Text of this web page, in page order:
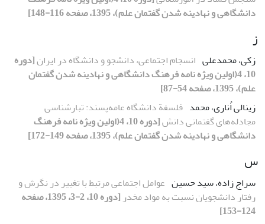
دانشگاهی و نهادینه شدن گفتمان علم)، 1395، صفحه 116-148]
ز
زکی، محمدعلی انسجام اجتماعی، دانشجو و دانشگاه در ایران[دوره
10، 4(اولین ویژه نامه فرهنگ دانشگاهی و نهادینه شدن گفتمان
علم)، 1395، صفحه 54-87]
زینالی اُناری، محمد فلسفة دانشگاه عامه‌پسند: تبارشناسی
مجادله‌های گفتمانی دانش
[دوره 10، 4(اولین ویژه نامه فرهنگ
دانشگاهی و نهادینه شدن گفتمان علم)، 1395، صفحه 149-172]
س
سراج زاده، سید حسین عوامل اجتماعی مرتبط با تغییر در نگرش و
رفتار دانشجویان نسبت به مواد مخدر
[دوره 10، 2-3، 1395، صفحه
124-153]